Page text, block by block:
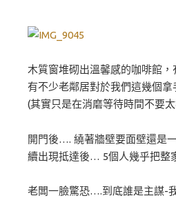
木質窗堆砌出溫馨感的咖啡館
有不少老鄰居對於我們這幾個
(其實只是在消磨等待時間不要
開門後…. 繞著牆壁要面壁還是
續出現抵達後… 5個人幾乎把整
老闆一臉驚恐….到底誰是主謀-